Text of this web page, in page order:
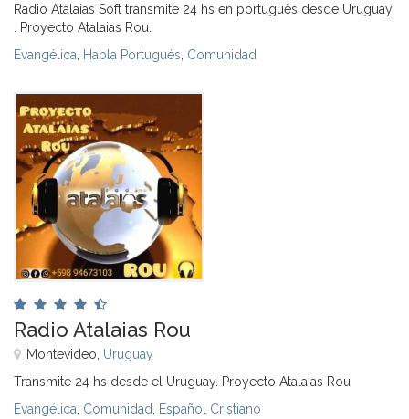
Radio Atalaias Soft transmite 24 hs en português desde Uruguay
. Proyecto Atalaias Rou.
Evangélica Habla Portugués Comunidad
Radio Atalaias Rou
Montevideo, Uruguay
Transmite 24 hs desde el Uruguay. Proyecto Atalaias Rou
Evangélica Comunidad Español Cristiano